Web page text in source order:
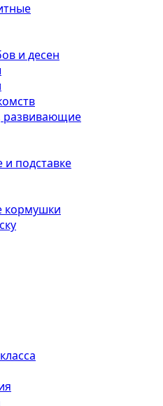
и десен
развивающие
и подставке
кормушки